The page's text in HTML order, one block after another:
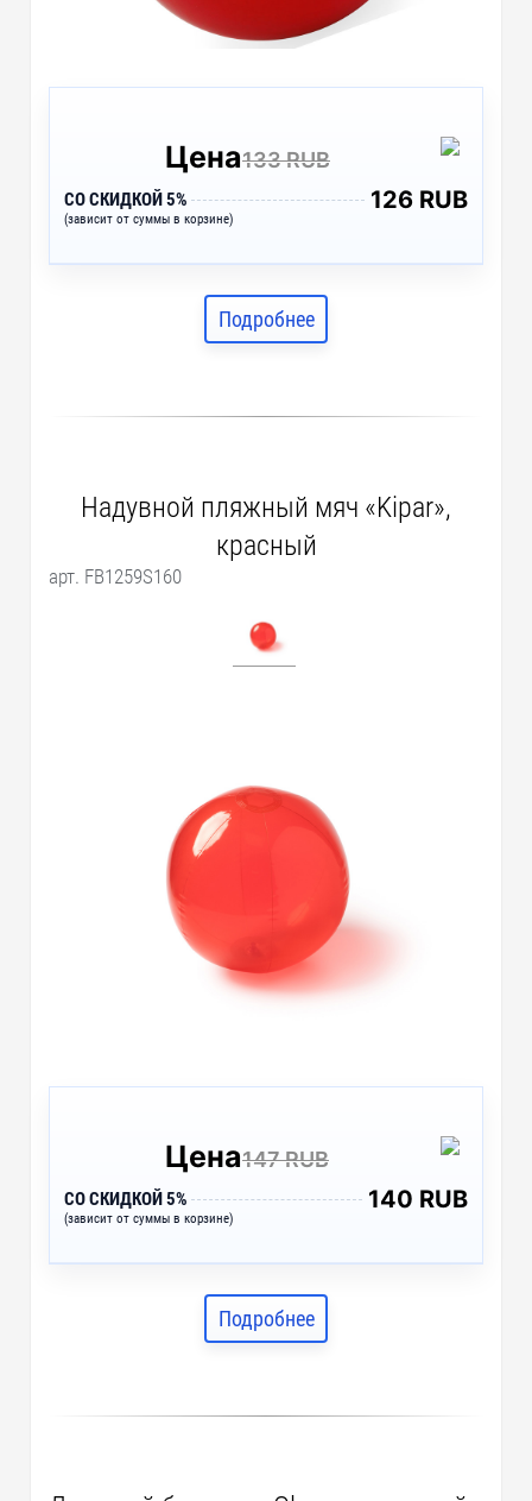
Цена133 RUB
СО СКИДКОЙ 5%
(зависит от суммы в корзине)
126 RUB
Подробнее
Надувной пляжный мяч «Kipar»,
красный
арт. FB1259S160
Цена147 RUB
СО СКИДКОЙ 5%
(зависит от суммы в корзине)
140 RUB
Подробнее